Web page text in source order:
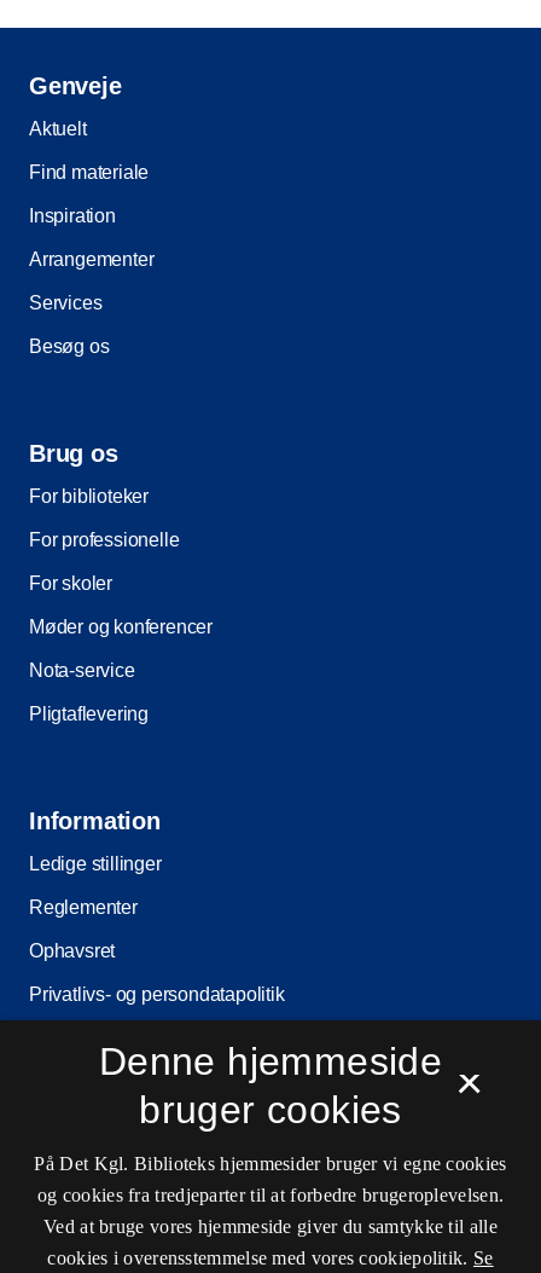
Genveje
Aktuelt
Find materiale
Inspiration
Arrangementer
Services
Besøg os
Brug os
For biblioteker
For professionelle
For skoler
Møder og konferencer
Nota-service
Pligtaflevering
Information
Ledige stillinger
Reglementer
Ophavsret
Privatlivs- og persondatapolitik
Cookieindstillinger
Kontaktinformationer
×
Denne hjemmeside
bruger cookies
På Det Kgl. Biblioteks hjemmesider bruger vi egne cookies
og cookies fra tredjeparter til at forbedre brugeroplevelsen.
Ved at bruge vores hjemmeside giver du samtykke til alle
cookies i overensstemmelse med vores cookiepolitik. Se